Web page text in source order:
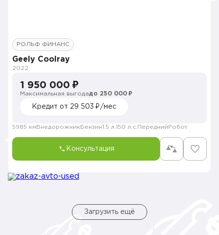
РОЛЬФ ФИНАНС
Geely Coolray
2022
1 950 000 ₽
Максимальная выгодадо 250 000 ₽
Кредит от 29 503 ₽/мес
5985 км Внедорожник Бензин1.5 л. 150 л.с. Передний Робот
Консультация
Загрузить ещё